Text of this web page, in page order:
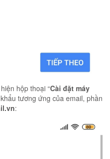
hộp thoại “Cài đặt máy
tương ứng của email, phần
: